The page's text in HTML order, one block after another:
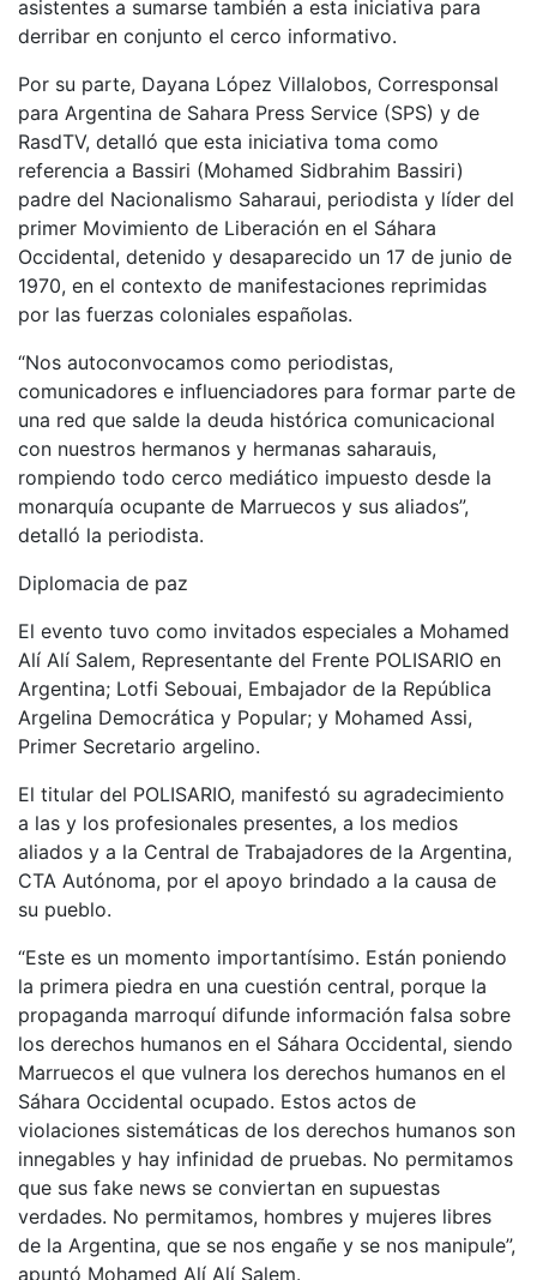
asistentes a sumarse también a esta iniciativa para
derribar en conjunto el cerco informativo.
Por su parte, Dayana López Villalobos, Corresponsal
para Argentina de Sahara Press Service (SPS) y de
RasdTV, detalló que esta iniciativa toma como
referencia a Bassiri (Mohamed Sidbrahim Bassiri)
padre del Nacionalismo Saharaui, periodista y líder del
primer Movimiento de Liberación en el Sáhara
Occidental, detenido y desaparecido un 17 de junio de
1970, en el contexto de manifestaciones reprimidas
por las fuerzas coloniales españolas.
“Nos autoconvocamos como periodistas,
comunicadores e influenciadores para formar parte de
una red que salde la deuda histórica comunicacional
con nuestros hermanos y hermanas saharauis,
rompiendo todo cerco mediático impuesto desde la
monarquía ocupante de Marruecos y sus aliados”,
detalló la periodista.
Diplomacia de paz
El evento tuvo como invitados especiales a Mohamed
Alí Alí Salem, Representante del Frente POLISARIO en
Argentina; Lotfi Sebouai, Embajador de la República
Argelina Democrática y Popular; y Mohamed Assi,
Primer Secretario argelino.
El titular del POLISARIO, manifestó su agradecimiento
a las y los profesionales presentes, a los medios
aliados y a la Central de Trabajadores de la Argentina,
CTA Autónoma, por el apoyo brindado a la causa de
su pueblo.
“Este es un momento importantísimo. Están poniendo
la primera piedra en una cuestión central, porque la
propaganda marroquí difunde información falsa sobre
los derechos humanos en el Sáhara Occidental, siendo
Marruecos el que vulnera los derechos humanos en el
Sáhara Occidental ocupado. Estos actos de
violaciones sistemáticas de los derechos humanos son
innegables y hay infinidad de pruebas. No permitamos
que sus fake news se conviertan en supuestas
verdades. No permitamos, hombres y mujeres libres
de la Argentina, que se nos engañe y se nos manipule”,
apuntó Mohamed Alí Alí Salem.